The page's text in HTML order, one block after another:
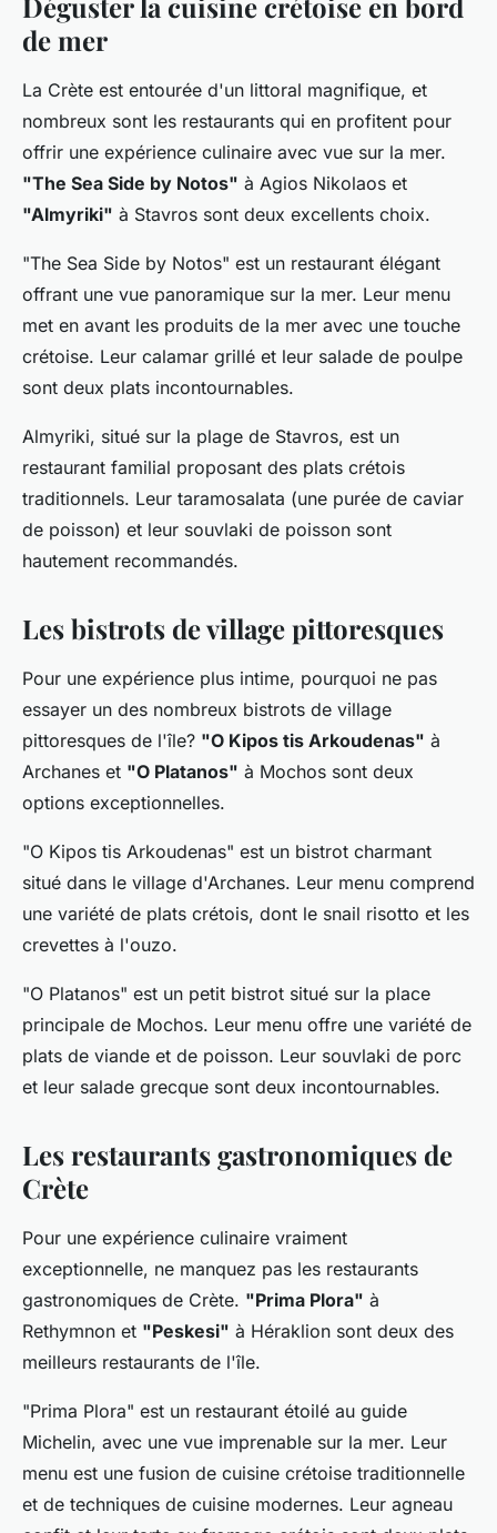
de mer
La Crète est entourée d'un littoral magnifique, et
nombreux sont les restaurants qui en profitent pour
offrir une expérience culinaire avec vue sur la mer.
"The Sea Side by Notos" à Agios Nikolaos et
"Almyriki" à Stavros sont deux excellents choix.
"The Sea Side by Notos" est un restaurant élégant
offrant une vue panoramique sur la mer. Leur menu
met en avant les produits de la mer avec une touche
crétoise. Leur calamar grillé et leur salade de poulpe
sont deux plats incontournables.
Almyriki, situé sur la plage de Stavros, est un
restaurant familial proposant des plats crétois
traditionnels. Leur taramosalata (une purée de caviar
de poisson) et leur souvlaki de poisson sont
hautement recommandés.
Les bistrots de village pittoresques
Pour une expérience plus intime, pourquoi ne pas
essayer un des nombreux bistrots de village
pittoresques de l'île? "O Kipos tis Arkoudenas" à
Archanes et "O Platanos" à Mochos sont deux
options exceptionnelles.
"O Kipos tis Arkoudenas" est un bistrot charmant
situé dans le village d'Archanes. Leur menu comprend
une variété de plats crétois, dont le snail risotto et les
crevettes à l'ouzo.
"O Platanos" est un petit bistrot situé sur la place
principale de Mochos. Leur menu offre une variété de
plats de viande et de poisson. Leur souvlaki de porc
et leur salade grecque sont deux incontournables.
Les restaurants gastronomiques de
Crète
Pour une expérience culinaire vraiment
exceptionnelle, ne manquez pas les restaurants
gastronomiques de Crète. "Prima Plora" à
Rethymnon et "Peskesi" à Héraklion sont deux des
meilleurs restaurants de l'île.
"Prima Plora" est un restaurant étoilé au guide
Michelin, avec une vue imprenable sur la mer. Leur
menu est une fusion de cuisine crétoise traditionnelle
et de techniques de cuisine modernes. Leur agneau